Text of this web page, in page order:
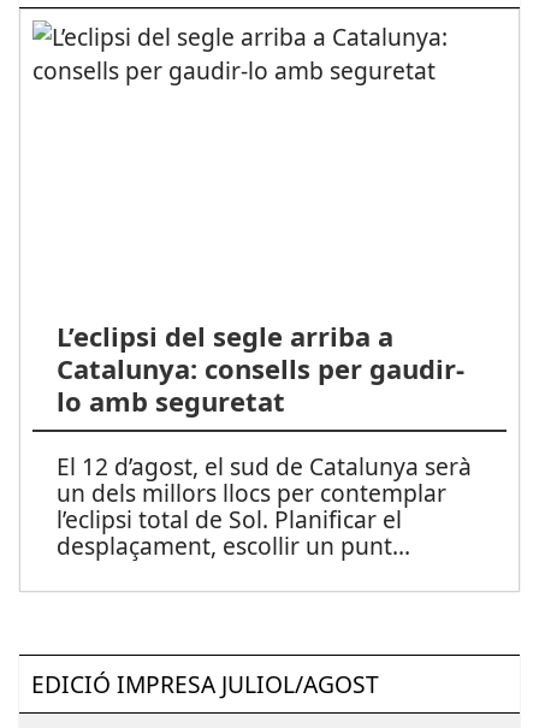
L’eclipsi del segle arriba a
Catalunya: consells per gaudir-
lo amb seguretat
El 12 d’agost, el sud de Catalunya serà
un dels millors llocs per contemplar
l’eclipsi total de Sol. Planificar el
desplaçament, escollir un punt...
EDICIÓ IMPRESA JULIOL/AGOST